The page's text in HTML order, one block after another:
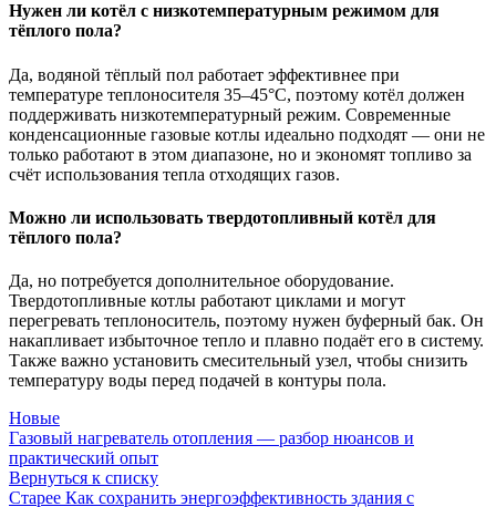
Нужен ли котёл с низкотемпературным режимом для
тёплого пола?
Да, водяной тёплый пол работает эффективнее при
температуре теплоносителя 35–45°C, поэтому котёл должен
поддерживать низкотемпературный режим. Современные
конденсационные газовые котлы идеально подходят — они не
только работают в этом диапазоне, но и экономят топливо за
счёт использования тепла отходящих газов.
Можно ли использовать твердотопливный котёл для
тёплого пола?
Да, но потребуется дополнительное оборудование.
Твердотопливные котлы работают циклами и могут
перегревать теплоноситель, поэтому нужен буферный бак. Он
накапливает избыточное тепло и плавно подаёт его в систему.
Также важно установить смесительный узел, чтобы снизить
температуру воды перед подачей в контуры пола.
Новые
Газовый нагреватель отопления — разбор нюансов и
практический опыт
Вернуться к списку
Старее Как сохранить энергоэффективность здания с